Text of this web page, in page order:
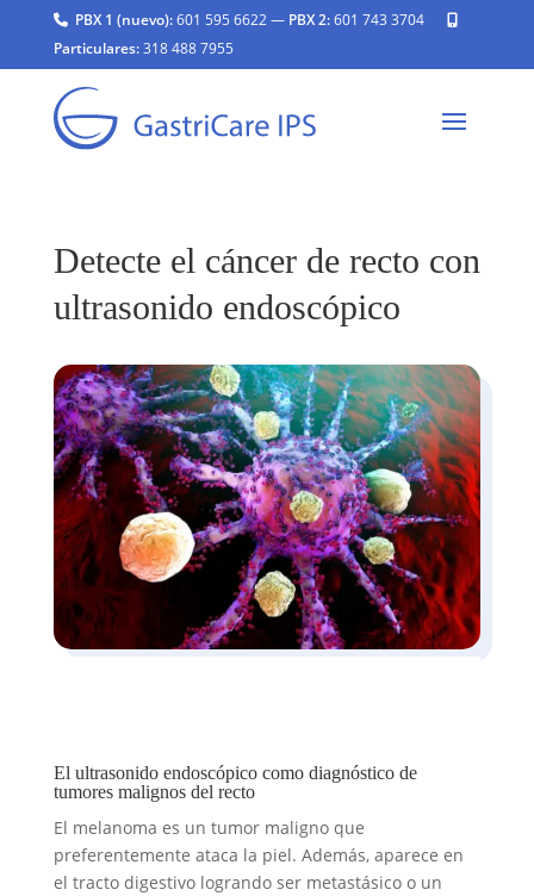
PBX 1 (nuevo):601 595 6622— PBX 2:601 743 3704
Particulares:318 488 7955
Detecte el cáncer de recto con
ultrasonido endoscópico
El ultrasonido endoscópico como diagnóstico de
tumores malignos del recto
El melanoma es un tumor maligno que
preferentemente ataca la piel. Además, aparece en
el tracto digestivo logrando ser metastásico o un